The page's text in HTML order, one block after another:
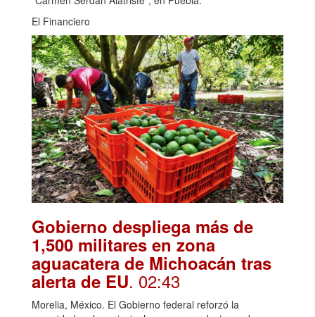
El Financiero
Gobierno despliega más de
1,500 militares en zona
aguacatera de Michoacán tras
alerta de EU. 02:43
Morelia, México. El Gobierno federal reforzó la